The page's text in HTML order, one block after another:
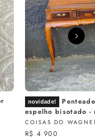
novidade!
espelho bisotado -
COISAS DO
R$ 4 900